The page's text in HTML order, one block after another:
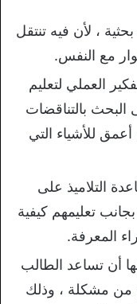
، لأن فيه تنتقل
مع النفس.
العملي لتعليم
بالتناقضات
للأشياء التي
التلاميذ على
تعليمهم كيفية
المعرفة.
أن تساعد الطالب
من مشكلة ، وذلك